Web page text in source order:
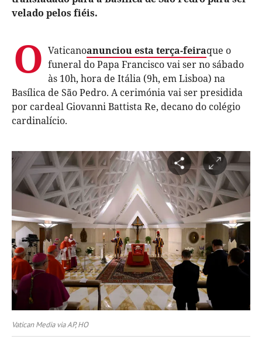
velado pelos fiéis.
O Vaticanoanunciou esta terça-feiraque o
funeral do Papa Francisco vai ser no sábado
às 10h, hora de Itália (9h, em Lisboa) na
Basílica de São Pedro. A cerimónia vai ser presidida
por cardeal Giovanni Battista Re, decano do colégio
cardinalício.
Vatican Media via AP, HO